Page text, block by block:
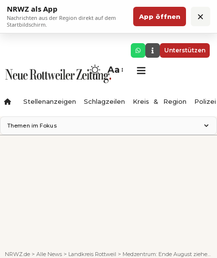
NRWZ als App
Nachrichten aus der Region direkt auf dem
Startbildschirm.
App öffnen ×
Unterstützen
Aa
Stellenanzeigen Schlagzeilen Kreis & Region Polizei
Themen im Fokus
NRWZ.de > Alle News > Landkreis Rottweil > Medzentrum: Ende August ziehen die ersten Mieter ein